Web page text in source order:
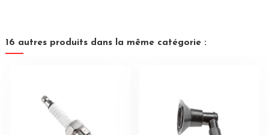
16 autres produits dans la même catégorie :